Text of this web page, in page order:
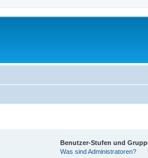
Benutzer-Stufen und
Was sind Administratoren?